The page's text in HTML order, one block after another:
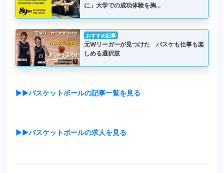
に」大学での成功体験を胸…
おすすめ記事
元Wリーガーが見つけた バスケも仕事も楽
しめる選択肢
▶▶バスケットボールの記事一覧を見る
▶▶バスケットボールの求人を見る